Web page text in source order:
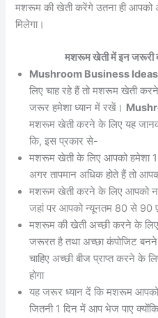
मशरूम की खेती करेंगे उतना ही
मिलेगा।
मशरूम खेती में इन जरूरी
Mushroom Business Ideas
लिए चाह रहे हैं तो मशरूम खेती
जरूर हमेशा ध्यान में रखें।
मशरूम खेती करने के लिए यह
कि, इस प्रकार से-
मशरूम खेती के लिए आपको हमेशा
अगर तापमान अधिक होते हैं तो
मशरूम खेती करने के लिए आपको
जहां पर आपको न्यूनतम 80 से 90
मशरूम की खेती अच्छी करने के
जरूरत है तथा अच्छा कंपोजिट बनने
चाहिए अच्छी बीज प्राप्त करने के
होगा
यह जरूर ध्यान दें कि मशरूम
जितनी 1 दिन में आप भेज पाए